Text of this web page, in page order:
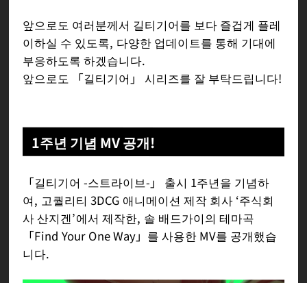
앞으로도 여러분께서 길티기어를 보다 즐겁게 플레
이하실 수 있도록, 다양한 업데이트를 통해 기대에
부응하도록 하겠습니다.
앞으로도 「길티기어」 시리즈를 잘 부탁드립니다!
1주년 기념 MV 공개!
「길티기어 -스트라이브-」 출시 1주년을 기념하
여, 고퀄리티 3DCG 애니메이션 제작 회사 ‘주식회
사 산지겐’에서 제작한, 솔 배드가이의 테마곡
「Find Your One Way」를 사용한 MV를 공개했습
니다.